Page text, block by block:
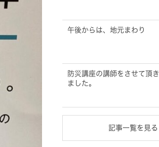
午後からは、地元まわり
防災講座の講師をさせて頂き
ました。
記事一覧を見る